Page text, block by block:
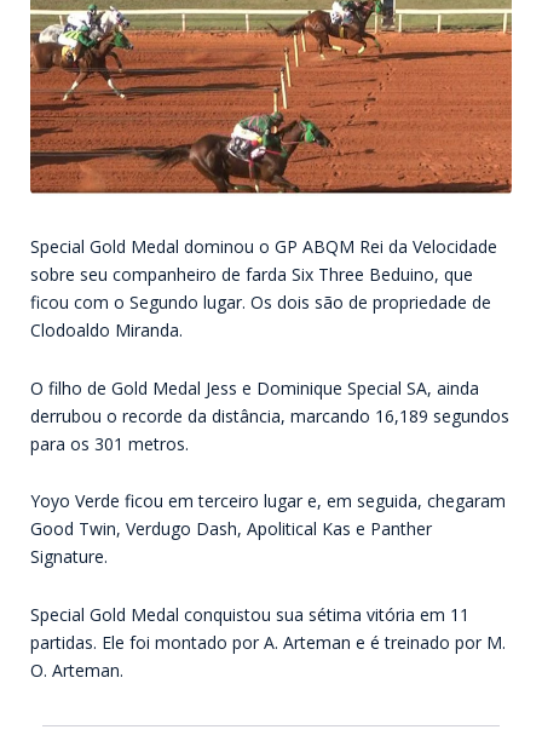
Special Gold Medal dominou o GP ABQM Rei da Velocidade
sobre seu companheiro de farda Six Three Beduino, que
ficou com o Segundo lugar. Os dois são de propriedade de
Clodoaldo Miranda.
O filho de Gold Medal Jess e Dominique Special SA, ainda
derrubou o recorde da distância, marcando 16,189 segundos
para os 301 metros.
Yoyo Verde ficou em terceiro lugar e, em seguida, chegaram
Good Twin, Verdugo Dash, Apolitical Kas e Panther
Signature.
Special Gold Medal conquistou sua sétima vitória em 11
partidas. Ele foi montado por A. Arteman e é treinado por M.
O. Arteman.